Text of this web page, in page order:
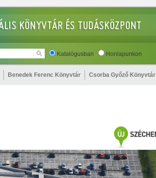
Katalógusban Honlapunkon
Benedek Ferenc Könyvtár Csorba Győző Könyvtár